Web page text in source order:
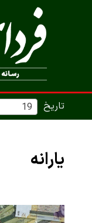
تاریخ 19
یارانه